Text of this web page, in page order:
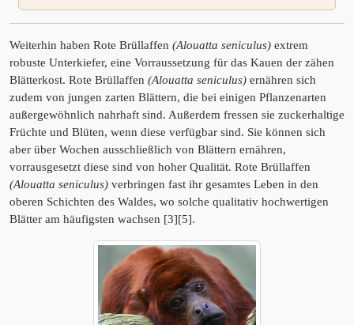
Weiterhin haben Rote Brüllaffen (Alouatta seniculus) extrem
robuste Unterkiefer, eine Vorraussetzung für das Kauen der zähen
Blätterkost. Rote Brüllaffen (Alouatta seniculus) ernähren sich
zudem von jungen zarten Blättern, die bei einigen Pflanzenarten
außergewöhnlich nahrhaft sind. Außerdem fressen sie zuckerhaltige
Früchte und Blüten, wenn diese verfügbar sind. Sie können sich
aber über Wochen ausschließlich von Blättern ernähren,
vorrausgesetzt diese sind von hoher Qualität. Rote Brüllaffen
(Alouatta seniculus) verbringen fast ihr gesamtes Leben in den
oberen Schichten des Waldes, wo solche qualitativ hochwertigen
Blätter am häufigsten wachsen [3][5].